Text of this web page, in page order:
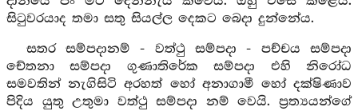
සිටුවරයාද තමා සතු සියල්ල දෙකට බෙදා දුන්නේය.
සතර සම්පදානම් - වත්ථු සම්පදා - පච්චය සම්පදා
චේතනා සම්පදා ගුණාතිරේක සම්පදා එහි නිරෝධ
සමවතින් නැගිසිටි අරහත් හෝ අනාගාමී හෝ දක්ෂිණාව
පිදිය යුතු උතුමා වත්ථු සම්පදා නම් වෙයි. ප්‍රත්‍යයන්ගේ